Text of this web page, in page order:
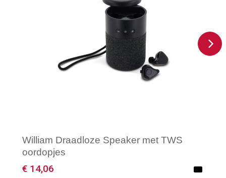
William Draadloze Speaker met TWS
oordopjes
€ 14,06